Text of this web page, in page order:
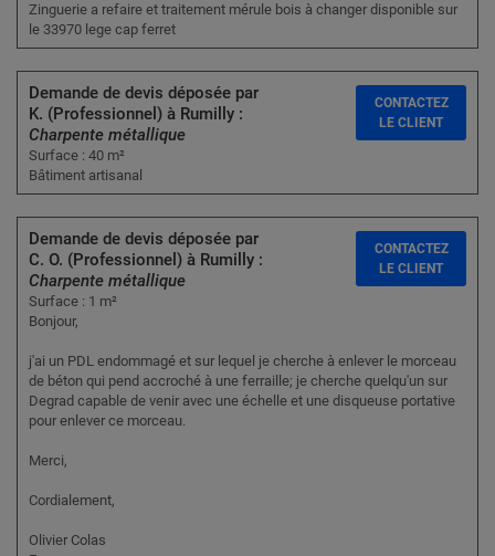
Zinguerie a refaire et traitement mérule bois à changer disponible sur
le 33970 lege cap ferret
Demande de devis déposée par
K. (Professionnel) à Rumilly :
Charpente métallique
Surface : 40 m²
Bâtiment artisanal
CONTACTEZ
LE CLIENT
Demande de devis déposée par
C. O. (Professionnel) à Rumilly :
Charpente métallique
Surface : 1 m²
Bonjour,
j'ai un PDL endommagé et sur lequel je cherche à enlever le morceau
de béton qui pend accroché à une ferraille; je cherche quelqu'un sur
Degrad capable de venir avec une échelle et une disqueuse portative
pour enlever ce morceau.
Merci,
Cordialement,
Olivier Colas
CONTACTEZ
LE CLIENT